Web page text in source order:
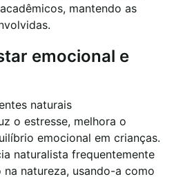
mantendo as
emocional e
naturais
o estresse, melhora o
emocional em crianças.
naturalista frequentemente
natureza, usando-a como